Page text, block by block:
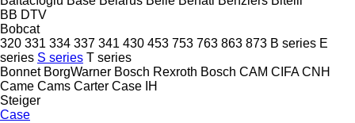
BB DTV
Bobcat
320 331 334 337 341 430 453 753 763 863 873 B series E
series S series T series
Bonnet BorgWarner Bosch Rexroth Bosch CAM CIFA CNH
Came Cams Carter Case IH
Steiger
Case